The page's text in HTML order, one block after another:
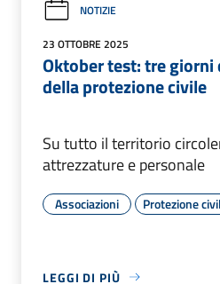
NOTIZIE
23 OTTOBRE 2025
Oktober test: tre giorni
della protezione civile
Su tutto il territorio
attrezzature e personale
Associazioni Protezione
LEGGI DI PIÙ